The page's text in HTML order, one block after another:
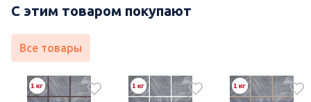
С этим товаром покупают
Все товары